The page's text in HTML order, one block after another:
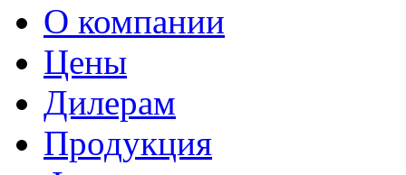
О компании
Цены
Дилерам
Продукция